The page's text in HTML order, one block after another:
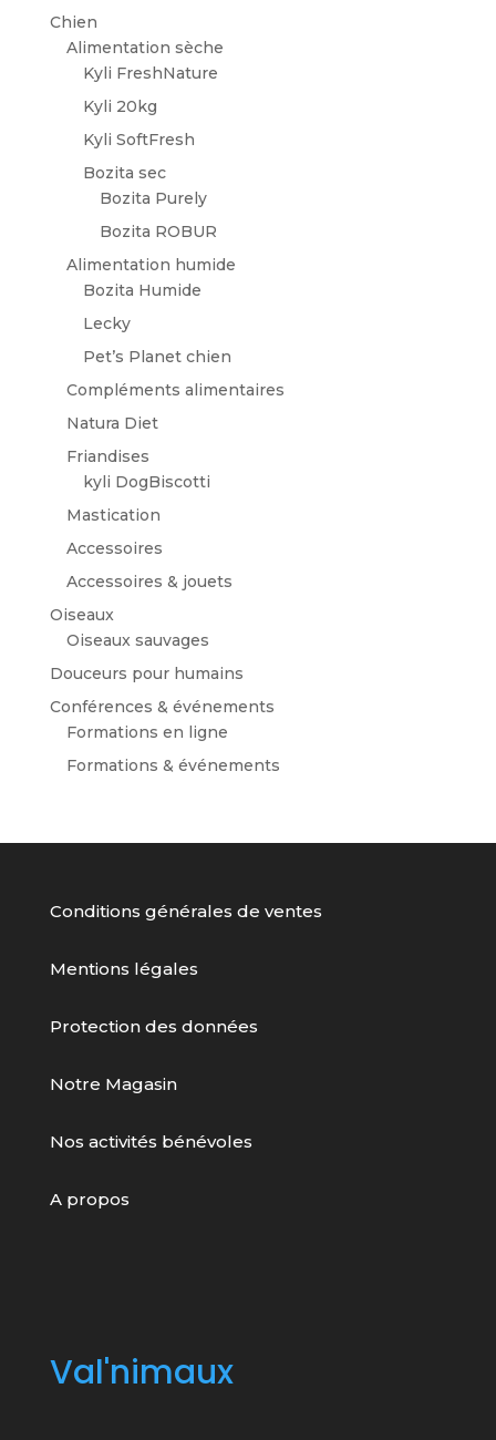
Chien
Alimentation sèche
Kyli FreshNature
Kyli 20kg
Kyli SoftFresh
Bozita sec
Bozita Purely
Bozita ROBUR
Alimentation humide
Bozita Humide
Lecky
Pet’s Planet chien
Compléments alimentaires
Natura Diet
Friandises
kyli DogBiscotti
Mastication
Accessoires
Accessoires & jouets
Oiseaux
Oiseaux sauvages
Douceurs pour humains
Conférences & événements
Formations en ligne
Formations & événements
Conditions générales de ventes
Mentions légales
Protection des données
Notre Magasin
Nos activités bénévoles
A propos
Val'nimaux